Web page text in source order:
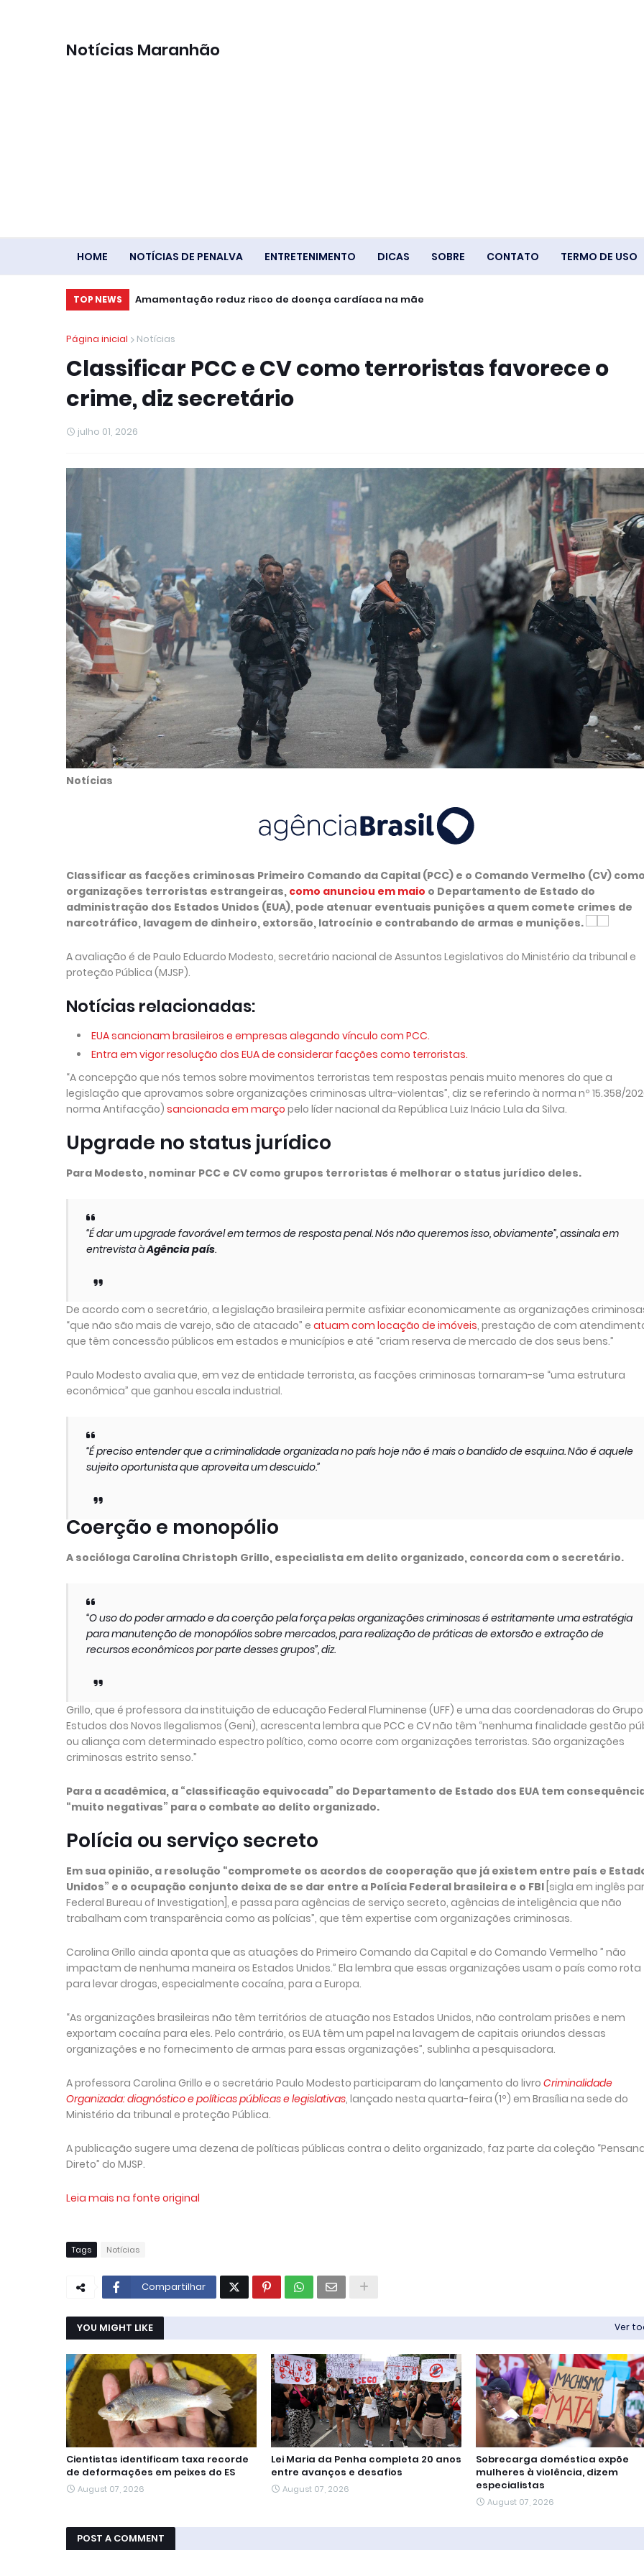
Notícias Maranhão
HOME NOTÍCIAS DE PENALVA ENTRETENIMENTO DICAS SOBRE CONTATO TERMO DE USO
TOP NEWS Amamentação reduz risco de doença cardíaca na mãe
Página inicial Notícias
Classificar PCC e CV como terroristas favorece o
crime, diz secretário
julho 01, 2026
Notícias
Classificar as facções criminosas Primeiro Comando da Capital (PCC) e o Comando Vermelho (CV)
organizações terroristas estrangeiras, como anunciou em maio o Departamento de Estado do
administração dos Estados Unidos (EUA), pode atenuar eventuais punições a quem comete crimes de
narcotráfico, lavagem de dinheiro, extorsão, latrocínio e contrabando de armas e munições.
A avaliação é de Paulo Eduardo Modesto, secretário nacional de Assuntos Legislativos do Ministério da tribunal e
proteção Pública (MJSP).
Notícias relacionadas:
EUA sancionam brasileiros e empresas alegando vínculo com PCC.
Entra em vigor resolução dos EUA de considerar facções como terroristas.
“A concepção que nós temos sobre movimentos terroristas tem respostas penais muito menores do que a
legislação que aprovamos sobre organizações criminosas ultra-violentas”, diz se referindo à norma nº 15.358/
norma Antifacção) sancionada em março pelo líder nacional da República Luiz Inácio Lula da Silva.
Upgrade no status jurídico
Para Modesto, nominar PCC e CV como grupos terroristas é melhorar o status jurídico deles.
“É dar um upgrade favorável em termos de resposta penal. Nós não queremos isso, obviamente”, assinala em
entrevista àAgência país.
De acordo com o secretário, a legislação brasileira permite asfixiar economicamente as organizações
“que não são mais de varejo, são de atacado” e atuam com locação de imóveis, prestação de com
que têm concessão públicos em estados e municípios e até “criam reserva de mercado de dos seus bens.”
Paulo Modesto avalia que, em vez de entidade terrorista, as facções criminosas tornaram-se “uma estrutura
econômica” que ganhou escala industrial.
“É preciso entender que a criminalidade organizada no país hoje não é mais o bandido de esquina. Não é aquele
sujeito oportunista que aproveita um descuido.”
Coerção e monopólio
A socióloga Carolina Christoph Grillo, especialista em delito organizado, concorda com o secretário.
“O uso do poder armado e da coerção pela força pelas organizações criminosas é estritamente uma estratégia
para manutenção de monopólios sobre mercados, para realização de práticas de extorsão e extração de
recursos econômicos por parte desses grupos”, diz.
Grillo, que é professora da instituição de educação Federal Fluminense (UFF) e uma das coordenadoras do
Estudos dos Novos Ilegalismos (Geni), acrescenta lembra que PCC e CV não têm “nenhuma finalidade gestão
ou aliança com determinado espectro político, como ocorre com organizações terroristas. São organizações
criminosas estrito senso.”
Para a acadêmica, a “classificação equivocada” do Departamento de Estado dos EUA tem
“muito negativas” para o combate ao delito organizado.
Polícia ou serviço secreto
Em sua opinião, a resolução “compromete os acordos de cooperação que já existem entre país e
Unidos” e o ocupação conjunto deixa de se dar entre a Polícia Federal brasileira e o FBI [sigla em inglês
Federal Bureau of Investigation], e passa para agências de serviço secreto, agências de inteligência que não
trabalham com transparência como as polícias”, que têm expertise com organizações criminosas.
Carolina Grillo ainda aponta que as atuações do Primeiro Comando da Capital e do Comando Vermelho ” não
impactam de nenhuma maneira os Estados Unidos.” Ela lembra que essas organizações usam o país como rota
para levar drogas, especialmente cocaína, para a Europa.
“As organizações brasileiras não têm territórios de atuação nos Estados Unidos, não controlam prisões e nem
exportam cocaína para eles. Pelo contrário, os EUA têm um papel na lavagem de capitais oriundos dessas
organizações e no fornecimento de armas para essas organizações”, sublinha a pesquisadora.
A professora Carolina Grillo e o secretário Paulo Modesto participaram do lançamento do livro Criminalidade
Organizada: diagnóstico e políticas públicas e legislativas, lançado nesta quarta-feira (1º) em Brasília na sede do
Ministério da tribunal e proteção Pública.
A publicação sugere uma dezena de políticas públicas contra o delito organizado, faz parte da coleção
Direto” do MJSP.
Leia mais na fonte original
Tags Notícias
Compartilhar
YOU MIGHT LIKE Ver
Cientistas identificam taxa recorde
de deformações em peixes do ES
August 07, 2026
Lei Maria da Penha completa 20 anos
entre avanços e desafios
August 07, 2026
Sobrecarga doméstica expõe
mulheres à violência, dizem
especialistas
August 07, 2026
POST A COMMENT